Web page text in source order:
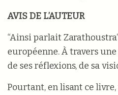
AVIS DE L’AUTEUR
“Ainsi parlait
européenne. À travers
de ses réflexions, de sa
Pourtant, en lisant ce livre,